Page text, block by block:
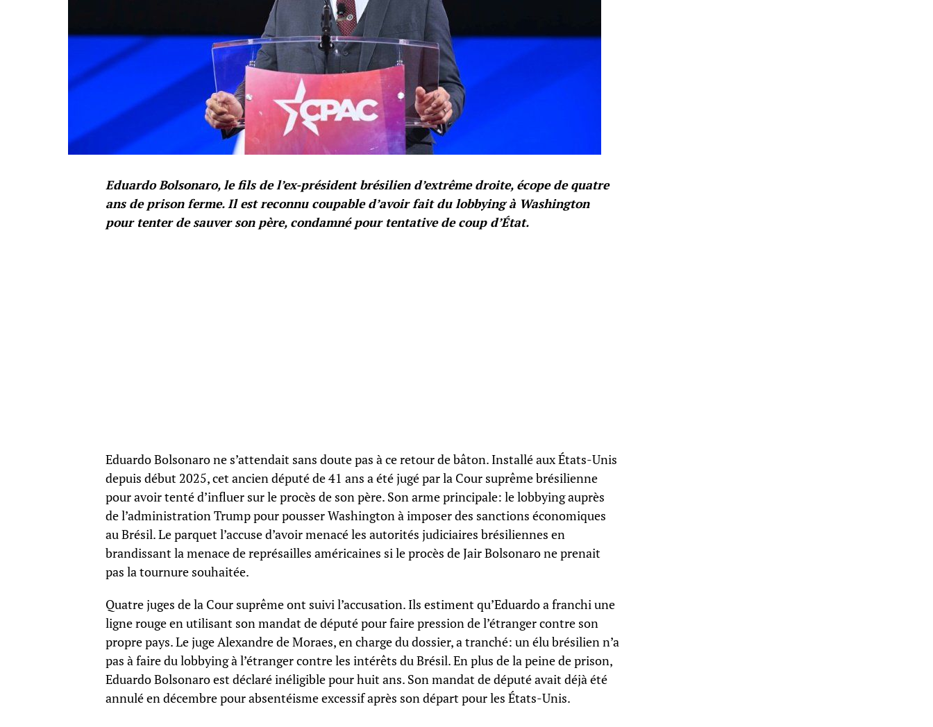
Eduardo Bolsonaro, le fils de l’ex-président brésilien d’extrême droite, écope de quatre
ans de prison ferme. Il est reconnu coupable d’avoir fait du lobbying à Washington
pour tenter de sauver son père, condamné pour tentative de coup d’État.
Eduardo Bolsonaro ne s’attendait sans doute pas à ce retour de bâton. Installé aux États-Unis
depuis début 2025, cet ancien député de 41 ans a été jugé par la Cour suprême brésilienne
pour avoir tenté d’influer sur le procès de son père. Son arme principale: le lobbying auprès
de l’administration Trump pour pousser Washington à imposer des sanctions économiques
au Brésil. Le parquet l’accuse d’avoir menacé les autorités judiciaires brésiliennes en
brandissant la menace de représailles américaines si le procès de Jair Bolsonaro ne prenait
pas la tournure souhaitée.
Quatre juges de la Cour suprême ont suivi l’accusation. Ils estiment qu’Eduardo a franchi une
ligne rouge en utilisant son mandat de député pour faire pression de l’étranger contre son
propre pays. Le juge Alexandre de Moraes, en charge du dossier, a tranché: un élu brésilien n’a
pas à faire du lobbying à l’étranger contre les intérêts du Brésil. En plus de la peine de prison,
Eduardo Bolsonaro est déclaré inéligible pour huit ans. Son mandat de député avait déjà été
annulé en décembre pour absentéisme excessif après son départ pour les États-Unis.